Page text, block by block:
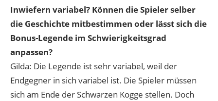
Inwiefern variabel? Können die Spieler selber
die Geschichte mitbestimmen oder lässt sich die
Bonus-Legende im Schwierigkeitsgrad
anpassen?
Gilda: Die Legende ist sehr variabel, weil der
Endgegner in sich variabel ist. Die Spieler müssen
sich am Ende der Schwarzen Kogge stellen. Doch